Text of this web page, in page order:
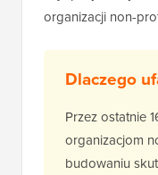
organizacji non-
Dlaczego
Przez ostatnie
organizacjom
budowaniu